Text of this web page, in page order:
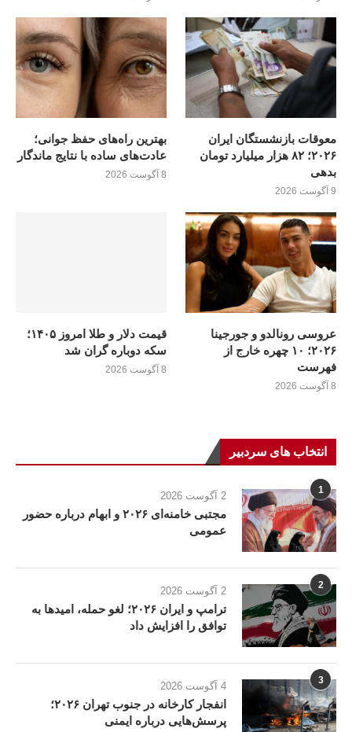
معوقات بازنشستگان ایران
۲۰۲۶؛ ۸۲ هزار میلیارد تومان
بدهی
9 آگوست 2026
بهترین راه‌های حفظ جوانی؛
عادت‌های ساده با نتایج ماندگار
8 آگوست 2026
عروسی رونالدو و جورجینا
۲۰۲۶؛ ۱۰ چهره خارج از
فهرست
8 آگوست 2026
قیمت دلار و طلا امروز ۱۴۰۵؛
سکه دوباره گران شد
8 آگوست 2026
انتخاب های سردبیر
1 2 آگوست 2026
مجتبی خامنه‌ای ۲۰۲۶ و ابهام درباره حضور
عمومی
2 2 آگوست 2026
ترامپ و ایران ۲۰۲۶؛ لغو حمله، امیدها به
توافق را افزایش داد
3 4 آگوست 2026
انفجار کارخانه در جنوب تهران ۲۰۲۶؛
پرسش‌هایی درباره ایمنی